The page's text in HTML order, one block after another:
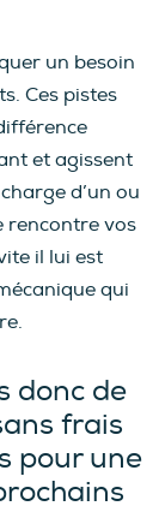
un besoin
Ces pistes
et agissent
d’un ou
rencontre vos
il lui est
qui
donc de
frais
pour une